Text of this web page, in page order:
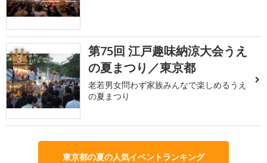
3
第75回 江戸趣味納涼大会うえ
の夏まつり／東京都
老若男女問わず家族みんなで楽しめるうえ
の夏まつり
東京都の夏の人気イベントランキング